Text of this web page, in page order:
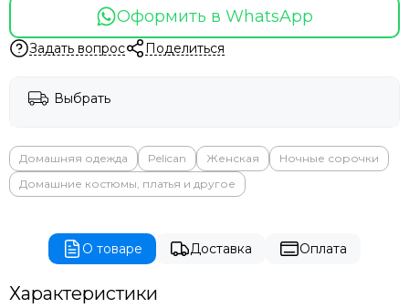
Оформить в WhatsApp
Задать вопрос Поделиться
Выбрать
Домашняя одежда Pelican Женская
Ночные сорочки
Домашние костюмы, платья и другое
О товаре Доставка Оплата
Характеристики